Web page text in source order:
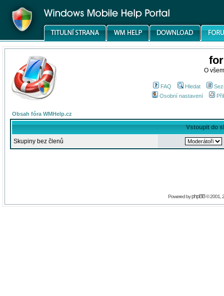
O
FAQ Hledat
Osobní nastavení
Obsah fóra WMHelp.cz
Vstoupit do
Skupiny bez členů
Powered byphpBB© 2001,